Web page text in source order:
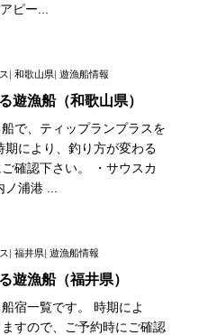
ピー...
|和歌山県|遊漁船情報
遊漁船（和歌山県）
で、ティップランプラスを
により、釣り方が変わる
確認下さい。 ・サウスカ
浦港 ...
|福井県|遊漁船情報
遊漁船（福井県）
宿一覧です。 時期によ
すので、ご予約時にご確認